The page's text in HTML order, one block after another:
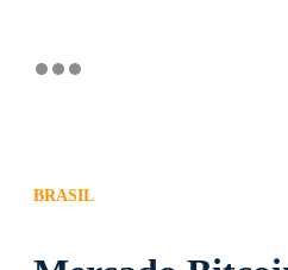
BRASIL